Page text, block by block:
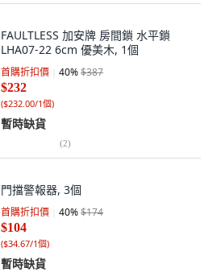
FAULTLESS 加安牌 房間鎖 水平鎖
LHA07-22 6cm 優美木, 1個
首購折扣價 40%$387
$232
($232.00/1個)
暫時缺貨
(2)
門擋警報器, 3個
首購折扣價 40%$174
$104
($34.67/1個)
暫時缺貨